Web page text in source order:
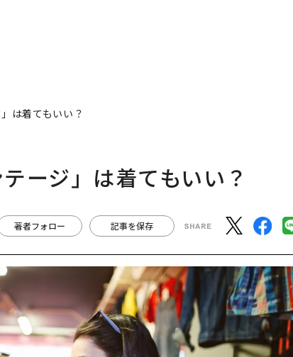
は着てもいい？
ージ」は着てもいい？
著者フォロー 記事を保存